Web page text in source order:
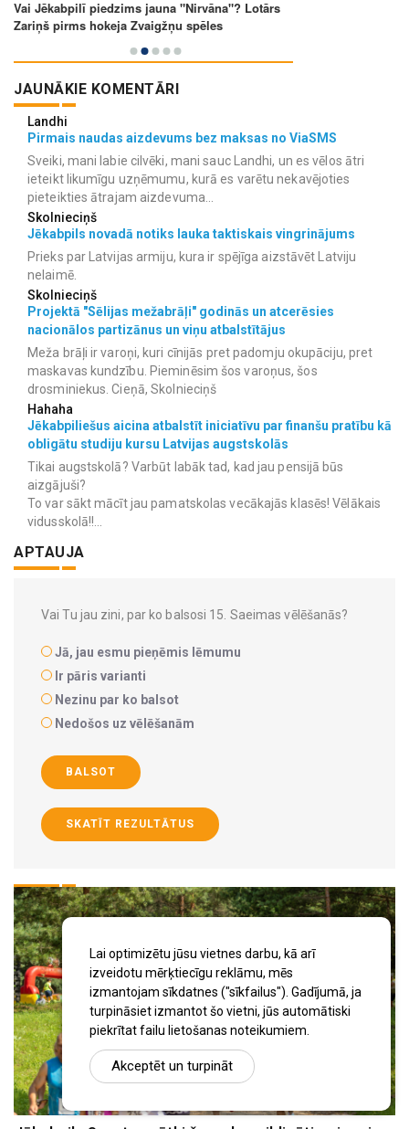
Lai optimizētu jūsu vietnes darbu, kā arī
izveidotu mērķtiecīgu reklāmu, mēs
izmantojam sīkdatnes ("sīkfailus"). Gadījumā, ja
turpināsiet izmantot šo vietni, jūs automātiski
piekrītat failu lietošanas noteikumiem.
Akceptēt un turpināt
JAUNĀKIE KOMENTĀRI
Landhi
Pirmais naudas aizdevums bez maksas no ViaSMS
Sveiki, mani labie cilvēki, mani sauc Landhi, un es vēlos ātri
ieteikt likumīgu uzņēmumu, kurā es varētu nekavējoties
pieteikties ātrajam aizdevuma...
Skolnieciņš
Jēkabpils novadā notiks lauka taktiskais vingrinājums
Prieks par Latvijas armiju, kura ir spējīga aizstāvēt Latviju
nelaimē.
Skolnieciņš
Projektā "Sēlijas mežabrāļi" godinās un atcerēsies
nacionālos partizānus un viņu atbalstītājus
Meža brāļi ir varoņi, kuri cīnijās pret padomju okupāciju, pret
maskavas kundzību. Pieminēsim šos varoņus, šos
drosminiekus. Cieņā, Skolnieciņš
Hahaha
Jēkabpiliešus aicina atbalstīt iniciatīvu par finanšu pratību kā
obligātu studiju kursu Latvijas augstskolās
Tikai augstskolā? Varbūt labāk tad, kad jau pensijā būs
aizgājuši?
To var sākt mācīt jau pamatskolas vecākajās klasēs! Vēlākais
vidusskolā!!...
APTAUJA
Vai Tu jau zini, par ko balsosi 15. Saeimas vēlēšanās?
Jā, jau esmu pieņēmis lēmumu
Ir pāris varianti
Nezinu par ko balsot
Nedošos uz vēlēšanām
BALSOT
SKATĪT REZULTĀTUS